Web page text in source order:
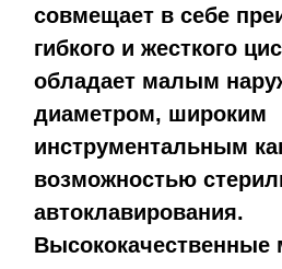
совмещает в себе
гибкого и жесткого
обладает малым
диаметром, широким
инструментальным
возможностью
автоклавирования.
Высококачественные